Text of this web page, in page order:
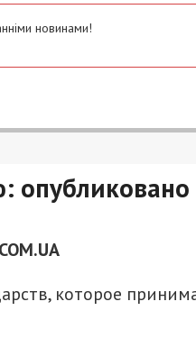
новинами!
которое